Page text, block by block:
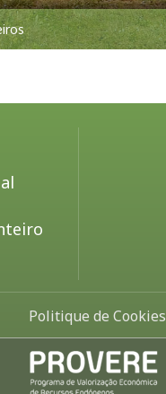
Politique de Cookies